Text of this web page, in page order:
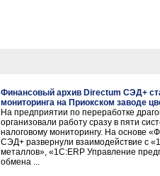
Финансовый архив Directum СЭД+
мониторинга на Приокском заводе
На предприятии по переработке
организовали работу сразу в пяти
налоговому мониторингу. На основе
СЭД+ развернули взаимодействие с
металлов», «1С:ERP Управление
обмена ...